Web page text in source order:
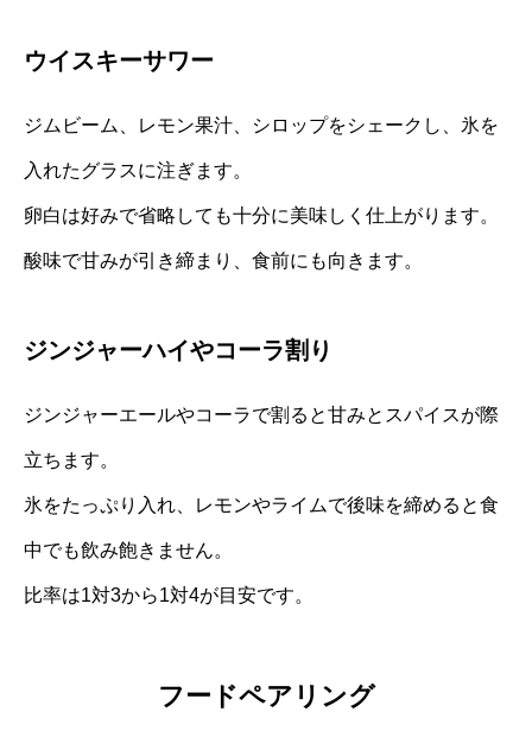
ウイスキーサワー
ジムビーム、レモン果汁、シロップをシェークし、氷を
入れたグラスに注ぎます。
卵白は好みで省略しても十分に美味しく仕上がります。
酸味で甘みが引き締まり、食前にも向きます。
ジンジャーハイやコーラ割り
ジンジャーエールやコーラで割ると甘みとスパイスが際
立ちます。
氷をたっぷり入れ、レモンやライムで後味を締めると食
中でも飲み飽きません。
比率は1対3から1対4が目安です。
フードペアリング